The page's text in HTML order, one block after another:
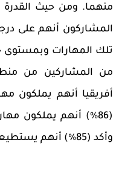
منهما. ومن حيث القدرة
المشاركون أنهم على
من المشاركين من
أفريقيا أنهم يملكون
(86%) أنهم يملكون
وأكد (85%) أنهم يستطيعون التكيف مع التغيير.